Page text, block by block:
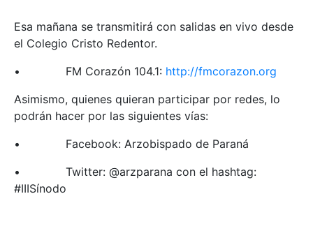
Esa mañana se transmitirá con salidas en vivo desde
el Colegio Cristo Redentor.
• FM Corazón 104.1: http://fmcorazon.org
Asimismo, quienes quieran participar por redes, lo
podrán hacer por las siguientes vías:
• Facebook: Arzobispado de Paraná
• Twitter: @arzparana con el hashtag:
#IIISínodo